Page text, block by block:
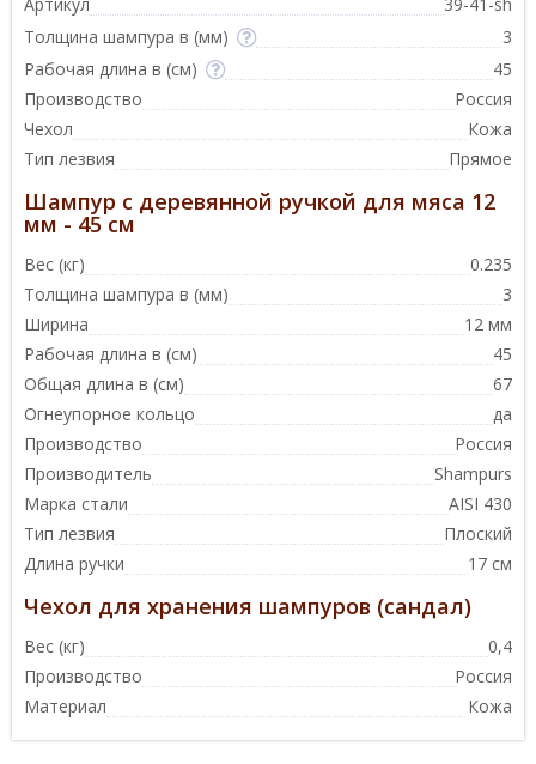
Толщина шампура в (мм)
3
Рабочая длина в (см)
45
Производство
Россия
Чехол
Кожа
Тип лезвия
Прямое
Шампур с деревянной ручкой для мяса 12
мм - 45 см
Вес (кг)
0.235
Толщина шампура в (мм)
3
Ширина
12 мм
Рабочая длина в (см)
45
Общая длина в (см)
67
Огнеупорное кольцо
да
Производство
Россия
Производитель
Shampurs
Марка стали
AISI 430
Тип лезвия
Плоский
Длина ручки
17 см
Чехол для хранения шампуров (сандал)
Вес (кг)
0,4
Производство
Россия
Материал
Кожа